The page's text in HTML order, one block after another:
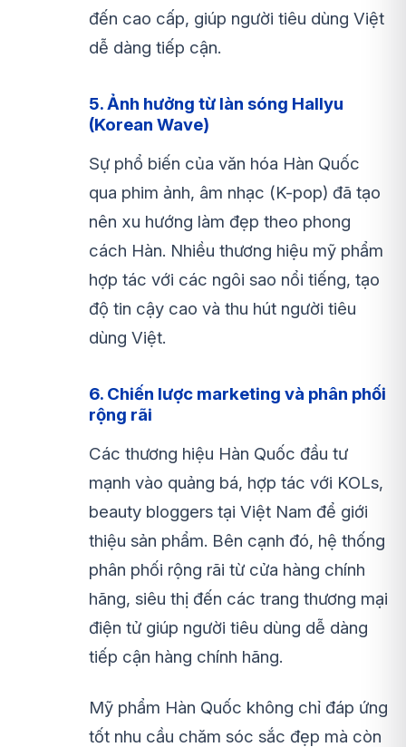
đến cao cấp, giúp người tiêu dùng Việt
dễ dàng tiếp cận.
5. Ảnh hưởng từ làn sóng Hallyu
(Korean Wave)
Sự phổ biến của văn hóa Hàn Quốc
qua phim ảnh, âm nhạc (K-pop) đã tạo
nên xu hướng làm đẹp theo phong
cách Hàn. Nhiều thương hiệu mỹ phẩm
hợp tác với các ngôi sao nổi tiếng, tạo
độ tin cậy cao và thu hút người tiêu
dùng Việt.
6. Chiến lược marketing và phân phối
rộng rãi
Các thương hiệu Hàn Quốc đầu tư
mạnh vào quảng bá, hợp tác với KOLs,
beauty bloggers tại Việt Nam để giới
thiệu sản phẩm. Bên cạnh đó, hệ thống
phân phối rộng rãi từ cửa hàng chính
hãng, siêu thị đến các trang thương mại
điện tử giúp người tiêu dùng dễ dàng
tiếp cận hàng chính hãng.
Mỹ phẩm Hàn Quốc không chỉ đáp ứng
tốt nhu cầu chăm sóc sắc đẹp mà còn